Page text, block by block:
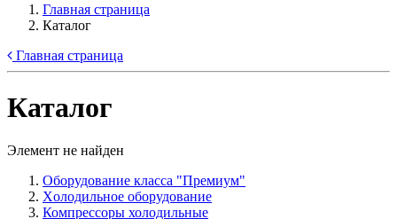
Главная страница
Каталог
Главная страница
Каталог
Элемент не найден
Оборудование класса "Премиум"
Xолодильное оборудование
Компрессоры холодильные